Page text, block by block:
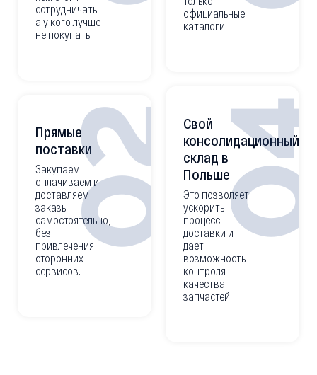
сотрудничать,
а у кого лучше
не покупать.
02
Прямые
поставки
Закупаем,
оплачиваем и
доставляем
заказы
самостоятельно,
без
привлечения
сторонних
сервисов.
официальные
каталоги.
Свой
консолидационный
склад в
Польше
Это позволяет
ускорить
процесс
доставки и
дает
возможность
контроля
качества
запчастей.